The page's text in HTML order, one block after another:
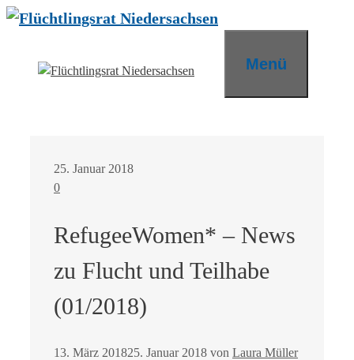
Zum
Menü
25. Januar 2018
0
RefugeeWomen* – News
zu Flucht und Teilhabe
(01/2018)
13. März 201825. Januar 2018 von Laura Müller